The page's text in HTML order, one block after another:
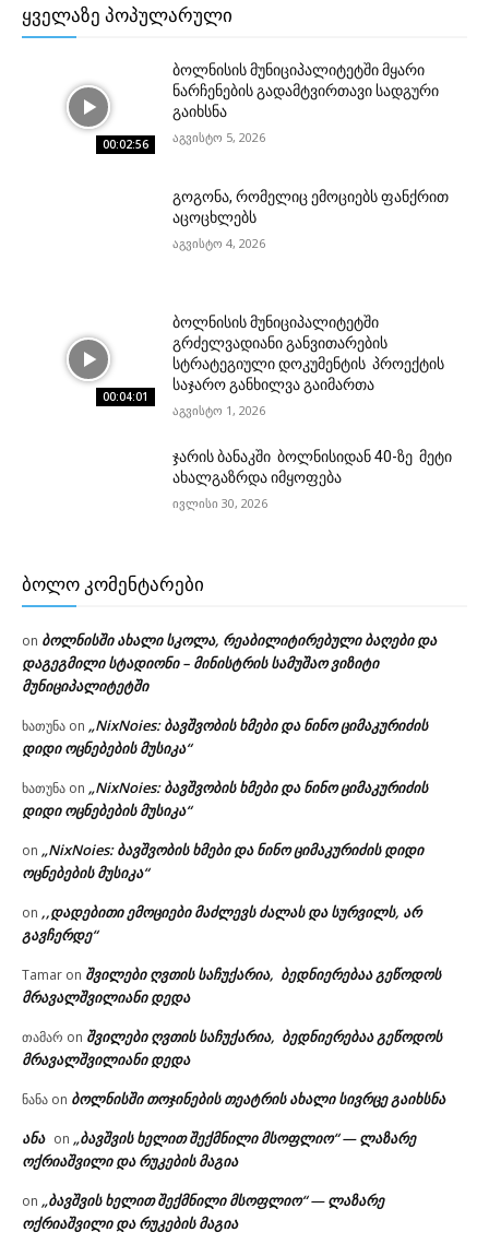
ᲧᲕᲔᲚᲐᲖᲔ ᲞᲝᲞᲣᲚᲐᲠᲣᲚᲘ
00:02:56
ბოლნისის მუნიციპალიტეტში მყარი
ნარჩენების გადამტვირთავი სადგური
გაიხსნა
აგვისტო 5, 2026
გოგონა, რომელიც ემოციებს ფანქრით
აცოცხლებს
აგვისტო 4, 2026
00:04:01
ბოლნისის მუნიციპალიტეტში
გრძელვადიანი განვითარების
სტრატეგიული დოკუმენტის პროექტის
საჯარო განხილვა გაიმართა
აგვისტო 1, 2026
ჯარის ბანაკში ბოლნისიდან 40-ზე მეტი
ახალგაზრდა იმყოფება
ივლისი 30, 2026
ᲑᲝᲚᲝ ᲙᲝᲛᲔᲜᲢᲐᲠᲔᲑᲘ
on ბოლნისში ახალი სკოლა, რეაბილიტირებული ბაღები და
დაგეგმილი სტადიონი – მინისტრის სამუშაო ვიზიტი
მუნიციპალიტეტში
ხათუნა on „NixNoies: ბავშვობის ხმები და ნინო ციმაკურიძის
დიდი ოცნებების მუსიკა“
ხათუნა on „NixNoies: ბავშვობის ხმები და ნინო ციმაკურიძის
დიდი ოცნებების მუსიკა“
on „NixNoies: ბავშვობის ხმები და ნინო ციმაკურიძის დიდი
ოცნებების მუსიკა“
on ,,დადებითი ემოციები მაძლევს ძალას და სურვილს, არ
გავჩერდე“
Tamar on შვილები ღვთის საჩუქარია, ბედნიერებაა გეწოდოს
მრავალშვილიანი დედა
თამარ on შვილები ღვთის საჩუქარია, ბედნიერებაა გეწოდოს
მრავალშვილიანი დედა
ნანა on ბოლნისში თოჯინების თეატრის ახალი სივრცე გაიხსნა
ანა on „ბავშვის ხელით შექმნილი მსოფლიო“ — ლაზარე
ოქრიაშვილი და რუკების მაგია
on „ბავშვის ხელით შექმნილი მსოფლიო“ — ლაზარე
ოქრიაშვილი და რუკების მაგია